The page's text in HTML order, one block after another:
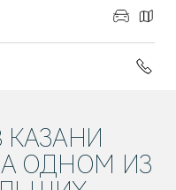
КАЗАНИ
ОДНОМ ИЗ